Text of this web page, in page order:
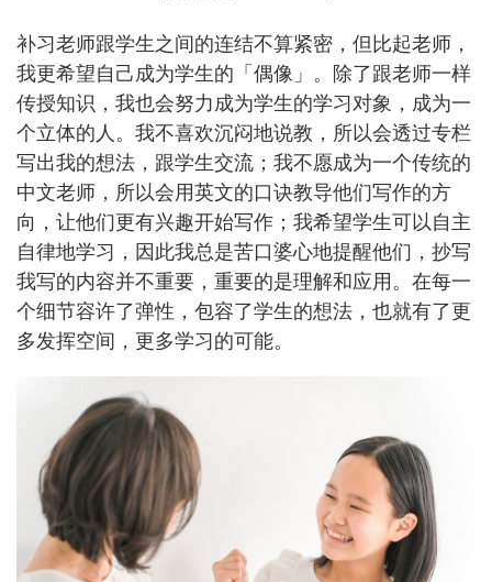
补习老师跟学生之间的连结不算紧密，但比起老师，
我更希望自己成为学生的「偶像」。除了跟老师一样
传授知识，我也会努力成为学生的学习对象，成为一
个立体的人。我不喜欢沉闷地说教，所以会透过专栏
写出我的想法，跟学生交流；我不愿成为一个传统的
中文老师，所以会用英文的口诀教导他们写作的方
向，让他们更有兴趣开始写作；我希望学生可以自主
自律地学习，因此我总是苦口婆心地提醒他们，抄写
我写的内容并不重要，重要的是理解和应用。在每一
个细节容许了弹性，包容了学生的想法，也就有了更
多发挥空间，更多学习的可能。